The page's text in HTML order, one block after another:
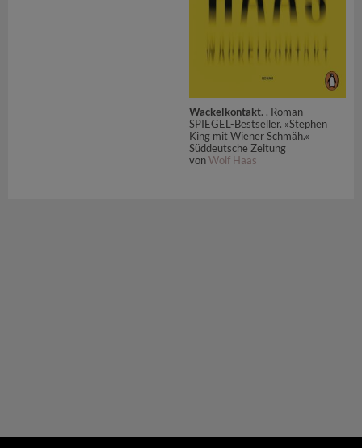
Wackelkontakt. . Roman -
SPIEGEL-Bestseller. »Stephen
King mit Wiener Schmäh.«
Süddeutsche Zeitung
vonWolf Haas